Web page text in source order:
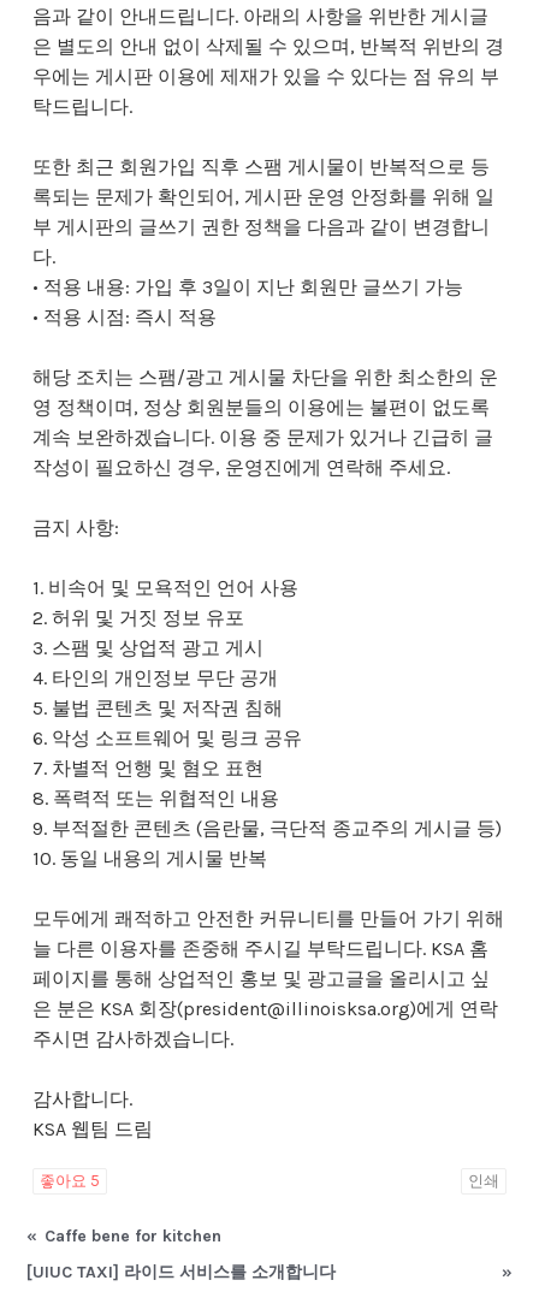
음과 같이 안내드립니다. 아래의 사항을 위반한 게시글
은 별도의 안내 없이 삭제될 수 있으며, 반복적 위반의 경
우에는 게시판 이용에 제재가 있을 수 있다는 점 유의 부
탁드립니다.
또한 최근 회원가입 직후 스팸 게시물이 반복적으로 등
록되는 문제가 확인되어, 게시판 운영 안정화를 위해 일
부 게시판의 글쓰기 권한 정책을 다음과 같이 변경합니
다.
• 적용 내용: 가입 후 3일이 지난 회원만 글쓰기 가능
• 적용 시점: 즉시 적용
해당 조치는 스팸/광고 게시물 차단을 위한 최소한의 운
영 정책이며, 정상 회원분들의 이용에는 불편이 없도록
계속 보완하겠습니다. 이용 중 문제가 있거나 긴급히 글
작성이 필요하신 경우, 운영진에게 연락해 주세요.
금지 사항:
1. 비속어 및 모욕적인 언어 사용
2. 허위 및 거짓 정보 유포
3. 스팸 및 상업적 광고 게시
4. 타인의 개인정보 무단 공개
5. 불법 콘텐츠 및 저작권 침해
6. 악성 소프트웨어 및 링크 공유
7. 차별적 언행 및 혐오 표현
8. 폭력적 또는 위협적인 내용
9. 부적절한 콘텐츠 (음란물, 극단적 종교주의 게시글 등)
10. 동일 내용의 게시물 반복
모두에게 쾌적하고 안전한 커뮤니티를 만들어 가기 위해
늘 다른 이용자를 존중해 주시길 부탁드립니다. KSA 홈
페이지를 통해 상업적인 홍보 및 광고글을 올리시고 싶
은 분은 KSA 회장(president@illinoisksa.org)에게 연락
주시면 감사하겠습니다.
감사합니다.
KSA 웹팀 드림
좋아요 5 인쇄
« Caffe bene for kitchen
[UIUC TAXI] 라이드 서비스를 소개합니다
»